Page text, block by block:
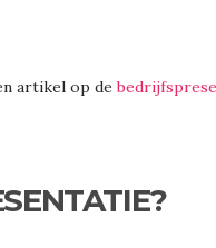
artikel op de